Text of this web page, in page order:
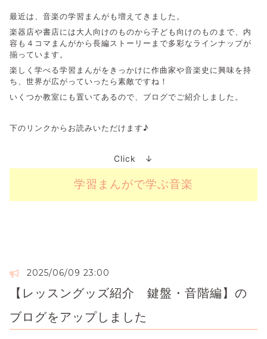
最近は、音楽の学習まんがも増えてきました。
楽器店や書店には大人向けのものから子ども向けのものまで、内
容も４コマまんがから長編ストーリーまで多彩なラインナップが
揃っています。
楽しく学べる学習まんがをきっかけに作曲家や音楽史に興味を持
ち、世界が広がっていったら素敵ですね！
いくつか教室にも置いてあるので、ブログでご紹介しました。
下のリンクからお読みいただけます♪
Click ↓
学習まんがで学ぶ音楽
2025/06/09 23:00
【レッスングッズ紹介 鍵盤・音階編】の
ブログをアップしました